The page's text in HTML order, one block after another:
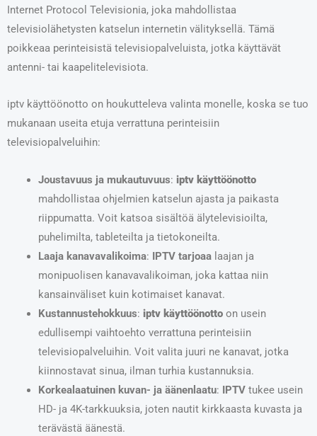
Internet Protocol Televisionia, joka mahdollistaa
televisiolähetysten katselun internetin välityksellä. Tämä
poikkeaa perinteisistä televisiopalveluista, jotka käyttävät
antenni- tai kaapelitelevisiota.
iptv käyttöönotto on houkutteleva valinta monelle, koska se tuo
mukanaan useita etuja verrattuna perinteisiin
televisiopalveluihin:
Joustavuus ja mukautuvuus: iptv käyttöönotto
mahdollistaa ohjelmien katselun ajasta ja paikasta
riippumatta. Voit katsoa sisältöä älytelevisioilta,
puhelimilta, tableteilta ja tietokoneilta.
Laaja kanavavalikoima: IPTV tarjoaalaajan ja
monipuolisen kanavavalikoiman, joka kattaa niin
kansainväliset kuin kotimaiset kanavat.
Kustannustehokkuus: iptv käyttöönottoon usein
edullisempi vaihtoehto verrattuna perinteisiin
televisiopalveluihin. Voit valita juuri ne kanavat, jotka
kiinnostavat sinua, ilman turhia kustannuksia.
Korkealaatuinen kuvan- ja äänenlaatu: IPTVtukee usein
HD- ja 4K-tarkkuuksia, joten nautit kirkkaasta kuvasta ja
terävästä äänestä.